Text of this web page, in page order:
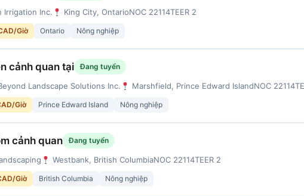
Irrigation Inc. King City, OntarioNOC 22114TEER 2
Giờ Ontario Nông nghiệp
cảnh quan tại Đang tuyển
Landscape Solutions Inc. Marshfield, Prince Edward IslandNOC 22114
Giờ Prince Edward Island Nông nghiệp
cảnh quan Đang tuyển
Westbank, British ColumbiaNOC 22114TEER 2
Giờ British Columbia Nông nghiệp